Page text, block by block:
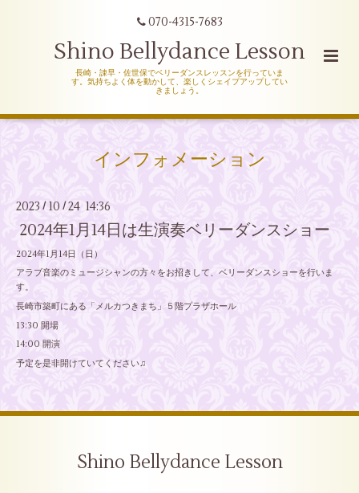
070-4315-7683
Shino Bellydance Lesson
長崎・諌早・佐世保でベリーダンスレッスンを行っていま
す。気持ちよく体を動かして、楽しくシェイプアップしてい
きましょう。
インフォメーション
2023 / 10 /24 14:36
2024年1月14日は生演奏ベリーダンスショー
2024年1月14日（日）
アラブ音楽のミュージシャンの方々をお招きして、ベリーダンスショーを行いま
す。
長崎市築町にある「メルカつきまち」５階プラザホール
13:30 開場
14:00 開演
予定を是非開けていてください♫
Shino Bellydance Lesson